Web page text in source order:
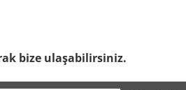
bize ulaşabilirsiniz.